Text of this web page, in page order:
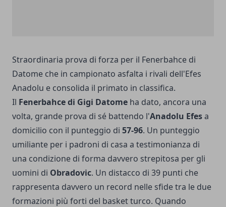
Straordinaria prova di forza per il Fenerbahce di
Datome che in campionato asfalta i rivali dell'Efes
Anadolu e consolida il primato in classifica.
Il Fenerbahce di Gigi Datome ha dato, ancora una
volta, grande prova di sé battendo l'Anadolu Efesa
domicilio con il punteggio di 57-96. Un punteggio
umiliante per i padroni di casa a testimonianza di
una condizione di forma davvero strepitosa per gli
uomini di Obradovic. Un distacco di 39 punti che
rappresenta davvero un record nelle sfide tra le due
formazioni più forti del basket turco. Quando